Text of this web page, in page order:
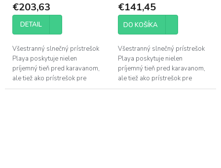
€203,63
DETAIL
Všestranný slnečný prístrešok
Playa poskytuje nielen
príjemný tieň pred karavanom,
ale tiež ako prístrešok pre
skrinku na plynovú fľašu a oje
€141,45
DO KOŠÍKA
Všestranný slnečný prístrešok
Playa poskytuje nielen
príjemný tieň pred karavanom,
ale tiež ako prístrešok pre
skrinku na plynovú fľašu a oje